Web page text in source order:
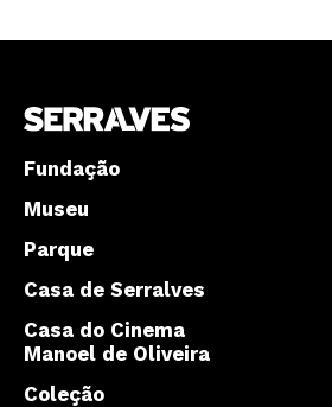
Fundação
Museu
Parque
Casa de Serralves
Casa do Cinema
Manoel de Oliveira
Coleção